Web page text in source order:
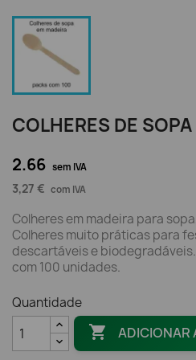
COLHERES DE
2.66 sem IVA
3,27 € com IVA
Colheres em madeira para
Colheres muito práticas para
descartáveis e
com 100 unidades.
Quantidade
 ADICIONAR